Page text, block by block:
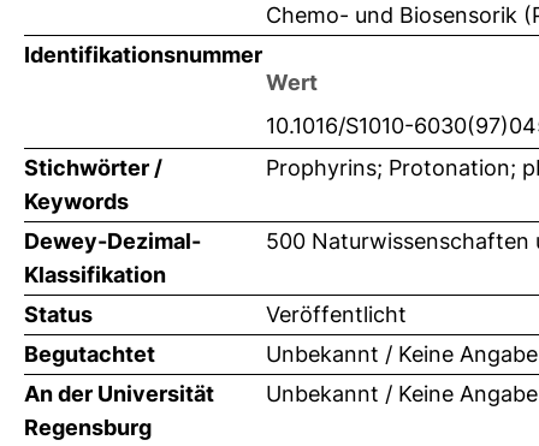
Chemo- und Biosensorik
Identifikationsnummer
Wert
10.1016/S1010-
Stichwörter /
Keywords
Prophyrins; Protonation;
Dewey-Dezimal-
Klassifikation
500 Naturwissenschaften
Status
Veröffentlicht
Begutachtet
Unbekannt / Keine Angabe
An der Universität
Regensburg
Unbekannt / Keine Angabe